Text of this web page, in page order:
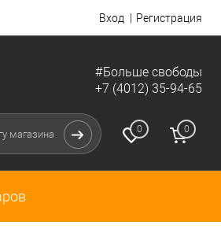
Вход Регистрация
#Больше свободы
+7 (4012) 35-94-65
0 0